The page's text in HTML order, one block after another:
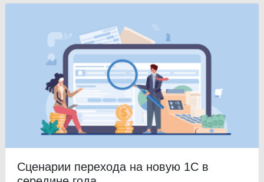
Сценарии перехода на новую 1С в